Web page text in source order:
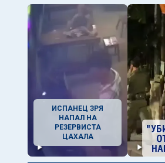
ИСПАНЕЦ ЗРЯ
НАПАЛ НА
РЕЗЕРВИСТА
ЦАХАЛА